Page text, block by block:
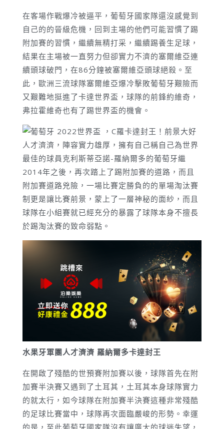
在客場作戰爆冷被逼平，葡萄牙國家隊還沒感覺到
自己的的晉級危機，回到主場的他們可能習慣了踢
附加賽的習慣，繼續無精打采，繼續踢養生足球，
結果在主場被一直努力但卻實力不濟的塞爾維亞連
續頭球破門，在86分鐘被塞爾維亞頭球絕殺。至
此，歐洲三流球隊塞爾維亞爆冷擊敗葡萄牙艱險而
又艱難地挺進了卡達世界盃，球隊的前鋒約維奇，
弗拉霍維奇也有了踢世界盃的機會。
人才濟濟，陣容實力雄厚，擁有自己稱自己為世界
最佳的球員克利斯蒂亞諾-羅納爾多的葡萄牙繼
2014年之後，再次踏上了踢附加賽的道路，而且
附加賽道路兇險，一場比賽定勝負的的單場淘汰賽
制更是讓比賽前景，蒙上了一層神秘的面紗，而且
球隊在小組賽就已經充分的暴露了球隊本身不擅長
於踢淘汰賽的致命弱點。
水果牙軍團人才濟濟 羅納爾多卡達封王
在開啟了殘酷的世預賽附加賽以後，球隊首先在附
加賽半決賽又遇到了土耳其，土耳其本身球隊實力
的就太行，如今球隊在附加賽半決賽這種非常殘酷
的足球比賽當中，球隊再次面臨嚴峻的形勢。幸運
的是，至此葡萄牙國家隊沒有讓廣大的球迷失望，